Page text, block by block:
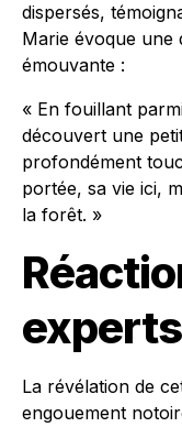
dispersés,
Marie évoque une
émouvante :
« En fouillant
découvert une
profondément
portée, sa vie ici,
la forêt. »
experts
La révélation de
engouement